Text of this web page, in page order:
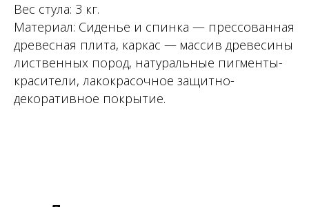
Вес стула: 3 кг.
Материал: Сиденье и спинка — прессованная
древесная плита, каркас — массив древесины
лиственных пород, натуральные пигменты-
красители, лакокрасочное защитно-
декоративное покрытие.